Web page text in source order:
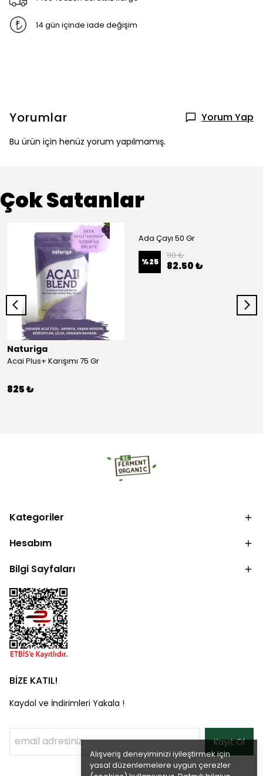
Alışveriş deneyiminizi iyileştirmek için
yasal düzenlemelere uygun çerezler
14 gün içinde iade değişim
Yorumlar Yorum Yap
Bu ürün için henüz yorum yapılmamış.
Çok Satanlar
Naturiga
Acai Plus+ Karışımı 75 Gr
825 ₺
Ada Çayı 50 Gr
%25
110 ₺
82.50 ₺
Kategoriler
Hesabım
Bilgi Sayfaları
BİZE KATIL!
Kaydol ve İndirimleri Yakala !
Kayıt Ol